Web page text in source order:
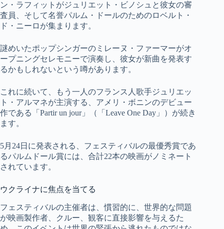
ン・ラフィットがジュリエット・ビノシュと彼女の審
査員、そして名誉パルム・ドールのためのロベルト・
ド・ニーロが集まります。
謎めいたポップシンガーのミレーヌ・ファーマーがオ
ープニングセレモニーで演奏し、彼女が新曲を発表す
るかもしれないという噂があります。
これに続いて、もう一人のフランス人歌手ジュリエッ
ト・アルマネが主演する、アメリ・ボニンのデビュー
作である「Partir un jour」（「Leave One Day」）が続き
ます。
5月24日に発表される、フェスティバルの最優秀賞であ
るパルムドール賞には、合計22本の映画がノミネート
されています。
ウクライナに焦点を当てる
フェスティバルの主催者は、慣習的に、世界的な問題
が映画製作者、クルー、観客に直接影響を与えるた